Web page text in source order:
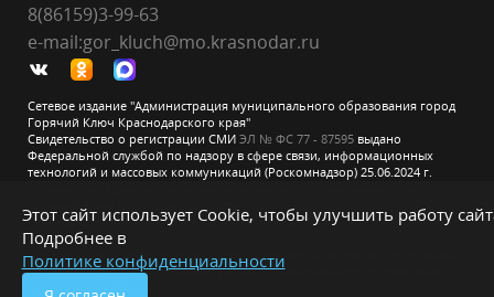
8(86159)3-99-63
e-mail:gor_kluch@mo.krasnodar.ru
Сетевое издание "Администрация муниципального образования город
Горячий Ключ Краснодарского края"
Свидетельство о регистрации СМИ ЭЛ № ФС 77 - 87595 выдано
Федеральной службой по надзору в сфере связи, информационных
технологий и массовых коммуникаций (Роскомнадзор) 25.06.2024 г.
При перепечатке и использовании информации ссылка на источник
обязательна.
Для сайтов и страниц сети Интернет обязательна активная гиперссылка
на официальный сайт администрации муниципального образования
город Горячий Ключ.
Этот сайт использует Cookie, чтобы улучшить работу
Подробнее в
Политике конфиденциальности